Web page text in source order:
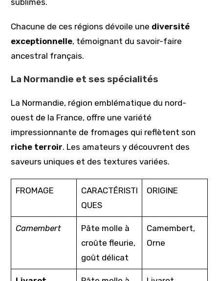
sublimes.
Chacune de ces régions dévoile une diversité
exceptionnelle, témoignant du savoir-faire
ancestral français.
La Normandie et ses spécialités
La Normandie, région emblématique du nord-
ouest de la France, offre une variété
impressionnante de fromages qui reflètent son
riche terroir. Les amateurs y découvrent des
saveurs uniques et des textures variées.
FROMAGE
CARACTÉRISTI
QUES
ORIGINE
Camembert
Pâte molle à
croûte fleurie,
goût délicat
Camembert,
Orne